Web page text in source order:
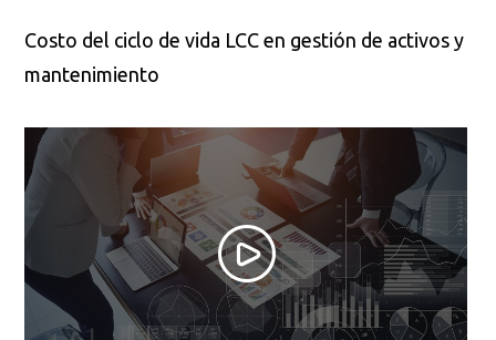
Costo del ciclo de vida LCC en gestión de activos y
mantenimiento